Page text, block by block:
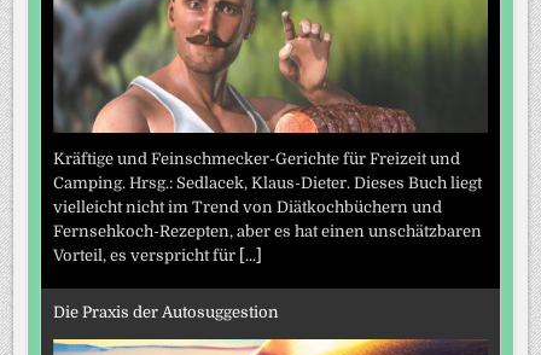
Kräftige und Feinschmecker-Gerichte für Freizeit und
Camping. Hrsg.: Sedlacek, Klaus-Dieter. Dieses Buch liegt
vielleicht nicht im Trend von Diätkochbüchern und
Fernsehkoch-Rezepten, aber es hat einen unschätzbaren
Vorteil, es verspricht für [...]
Die Praxis der Autosuggestion